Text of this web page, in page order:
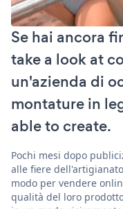
Se hai ancora
take a look at
un'azienda di
montature in
able to create.
Pochi mesi dopo
alle fiere
modo per vendere
qualità del loro